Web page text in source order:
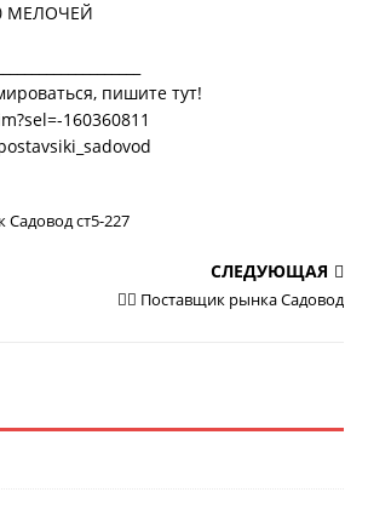
МЕЛОЧЕЙ
пишите тут!
160360811
ст5-227
СЛЕДУЮЩАЯ
💁‍♂ Поставщик рынка Садовод